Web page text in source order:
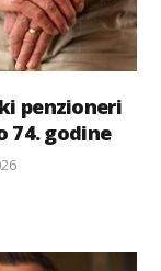
penzioneri
74. godine